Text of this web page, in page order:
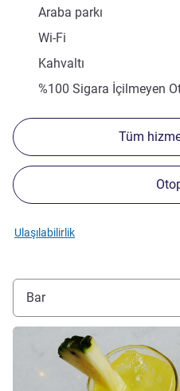
Araba parkı
Wi-Fi
Kahvaltı
%100 Sigara İçilmeyen
Tüm
Ulaşılabilirlik
Bar
Ayrıntıları göster